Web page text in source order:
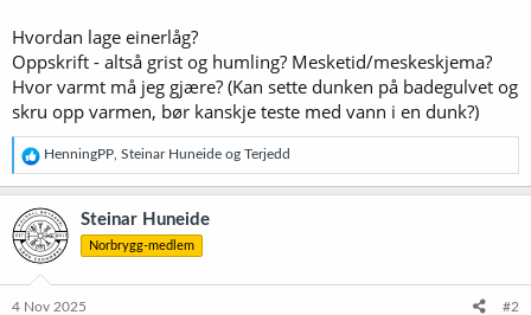
Hvordan lage einerlåg?
Oppskrift - altså grist og humling? Mesketid/meskeskjema?
Hvor varmt må jeg gjære? (Kan sette dunken på badegulvet og
skru opp varmen, bør kanskje teste med vann i en dunk?)
R
e
a
k
s
j
o
e
HenningPP Steinar Huneide og Terjedd
Steinar Huneide
Norbrygg-medlem
4 Nov 2025 #2